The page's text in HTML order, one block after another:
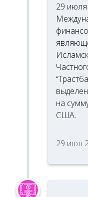
29
на
США.
29 июл